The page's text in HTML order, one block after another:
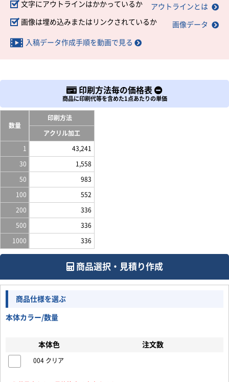
文字にアウトラインはかかっているか アウトラインとは
画像は埋め込みまたはリンクされているか 画像データ
入稿データ作成手順を動画で見る
印刷方法毎の価格表
商品に印刷代等を含めた1点あたりの単価
数量
印刷方法
アクリル加工
1 43,241
30 1,558
50 983
100 552
200 336
500 336
1000 336
商品選択・見積り作成
商品仕様を選ぶ
本体カラー/数量
本体色 注文数
004 クリア